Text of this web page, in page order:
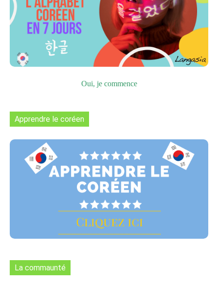
Oui, je commence
Apprendre le coréen
La commaunté